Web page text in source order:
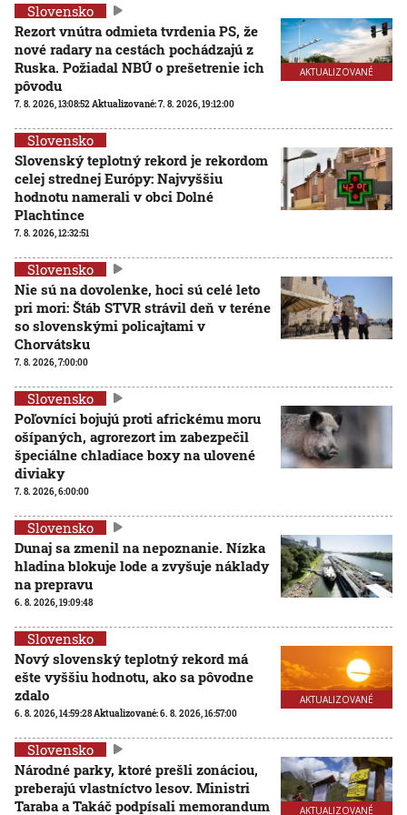
AKTUALIZOVANÉ
Slovensko
Rezort vnútra odmieta tvrdenia PS, že
nové radary na cestách pochádzajú z
Ruska. Požiadal NBÚ o prešetrenie ich
pôvodu
7. 8. 2026, 13:08:52Aktualizované:7. 8. 2026, 19:12:00
Slovensko
Slovenský teplotný rekord je rekordom
celej strednej Európy: Najvyššiu
hodnotu namerali v obci Dolné
Plachtince
7. 8. 2026, 12:32:51
Slovensko
Nie sú na dovolenke, hoci sú celé leto
pri mori: Štáb STVR strávil deň v teréne
so slovenskými policajtami v
Chorvátsku
7. 8. 2026, 7:00:00
Slovensko
Poľovníci bojujú proti africkému moru
ošípaných, agrorezort im zabezpečil
špeciálne chladiace boxy na ulovené
diviaky
7. 8. 2026, 6:00:00
Slovensko
Dunaj sa zmenil na nepoznanie. Nízka
hladina blokuje lode a zvyšuje náklady
na prepravu
6. 8. 2026, 19:09:48
AKTUALIZOVANÉ
Slovensko
Nový slovenský teplotný rekord má
ešte vyššiu hodnotu, ako sa pôvodne
zdalo
6. 8. 2026, 14:59:28Aktualizované:6. 8. 2026, 16:57:00
AKTUALIZOVANÉ
Slovensko
Národné parky, ktoré prešli zonáciou,
preberajú vlastníctvo lesov. Ministri
Taraba a Takáč podpísali memorandum